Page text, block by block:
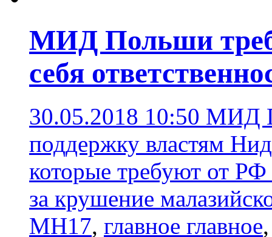
МИД Польши
себя
30.05.2018 10:50 МИД
поддержку властям
которые требуют от РФ
за крушение
MH17, главное главное